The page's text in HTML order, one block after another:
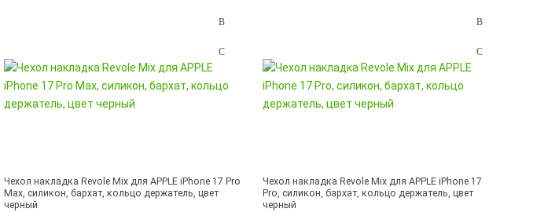
Чехол накладка Revole Mix для APPLE iPhone 17 Pro
Max, силикон, бархат, кольцо держатель, цвет
черный
Чехол накладка Revole Mix для APPLE iPhone 17
Pro, силикон, бархат, кольцо держатель, цвет
черный